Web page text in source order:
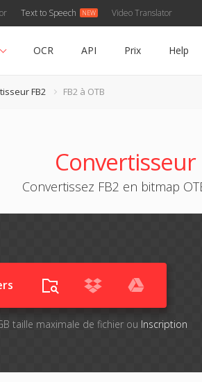
Text to Speech Video Translator
OCR API Prix Help
FB2 FB2 à OTB
Convertisseur
Convertissez FB2 en bitmap
taille maximale de fichier ou Inscription